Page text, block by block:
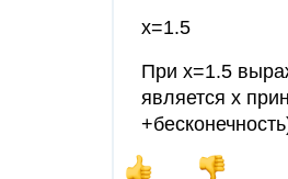
x=1.5
При х=1.5
является х